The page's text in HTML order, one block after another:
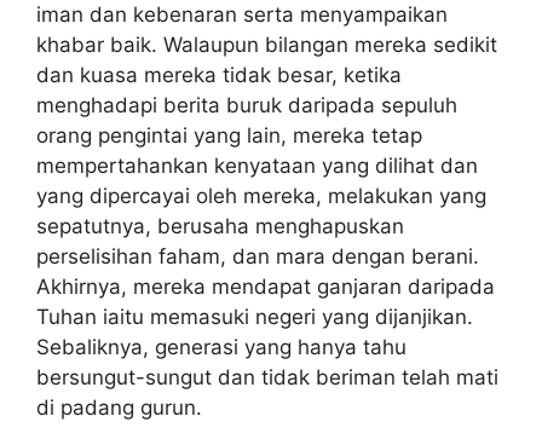
iman dan kebenaran serta menyampaikan
khabar baik. Walaupun bilangan mereka sedikit
dan kuasa mereka tidak besar, ketika
menghadapi berita buruk daripada sepuluh
orang pengintai yang lain, mereka tetap
mempertahankan kenyataan yang dilihat dan
yang dipercayai oleh mereka, melakukan yang
sepatutnya, berusaha menghapuskan
perselisihan faham, dan mara dengan berani.
Akhirnya, mereka mendapat ganjaran daripada
Tuhan iaitu memasuki negeri yang dijanjikan.
Sebaliknya, generasi yang hanya tahu
bersungut-sungut dan tidak beriman telah mati
di padang gurun.